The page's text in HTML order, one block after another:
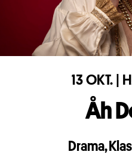
13 OKT. |
Åh
Drama,